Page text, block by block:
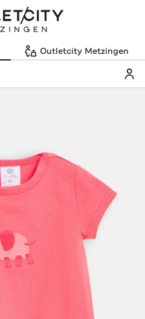
Outletcity Metzingen